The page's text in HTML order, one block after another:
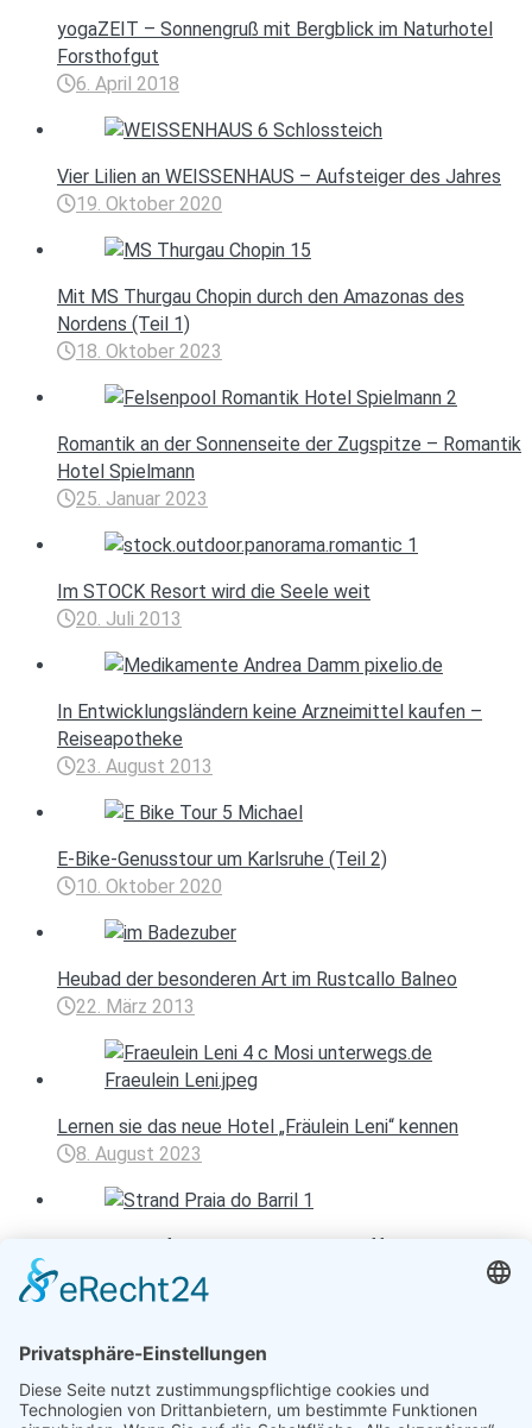
yogaZEIT – Sonnengruß mit Bergblick im Naturhotel
Forsthofgut
6. April 2018
Vier Lilien an WEISSENHAUS – Aufsteiger des Jahres
19. Oktober 2020
Mit MS Thurgau Chopin durch den Amazonas des
Nordens (Teil 1)
18. Oktober 2023
Romantik an der Sonnenseite der Zugspitze – Romantik
Hotel Spielmann
25. Januar 2023
Im STOCK Resort wird die Seele weit
20. Juli 2013
In Entwicklungsländern keine Arzneimittel kaufen –
Reiseapotheke
23. August 2013
E-Bike-Genusstour um Karlsruhe (Teil 2)
10. Oktober 2020
Heubad der besonderen Art im Rustcallo Balneo
22. März 2013
Lernen sie das neue Hotel „Fräulein Leni“ kennen
8. August 2023
Algarve wird für Besucher wieder geöffnet
24. Mai 2020